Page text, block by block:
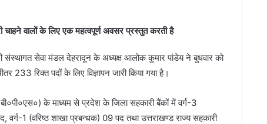
चाहने वालों के लिए एक महत्वपूर्ण अवसर प्रस्तुत करती है
संस्थागत सेवा मंडल देहरादून के अध्यक्ष आलोक कुमार पांडेय ने बुधवार को
रिक्त पदों के लिए विज्ञापन जारी किया गया है।
के माध्यम से प्रदेश के जिला सहकारी बैंकों में वर्ग-3
1 (वरिष्ठ शाखा प्रबन्धक) 09 पद तथा उत्तराखण्ड राज्य सहकारी